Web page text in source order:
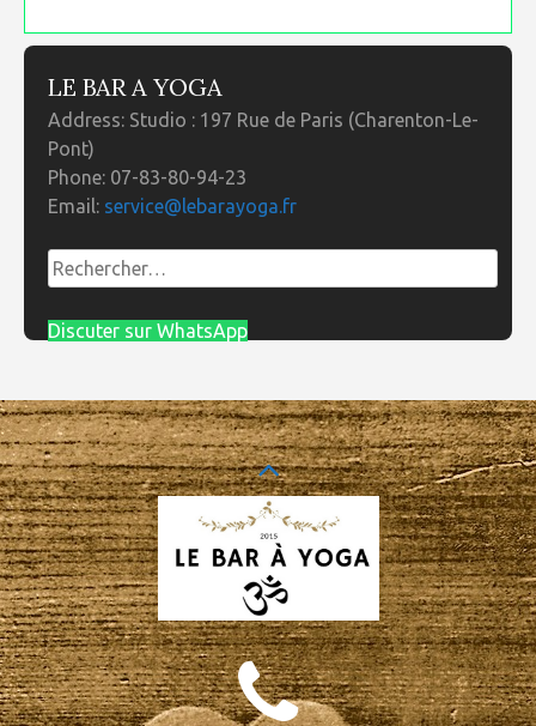
LE BAR A YOGA
Address: Studio : 197 Rue de Paris (Charenton-Le-
Pont)
Phone: 07-83-80-94-23
Email: service@lebarayoga.fr
Rechercher :
Discuter sur WhatsApp